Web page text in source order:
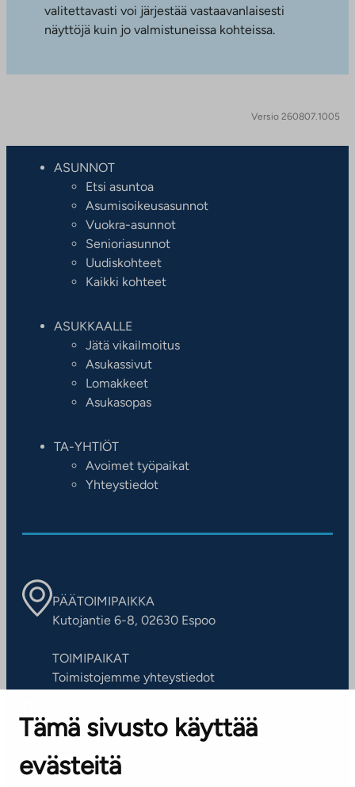
Tämä sivusto käyttää
evästeitä
valitettavasti voi järjestää vastaavanlaisesti
näyttöjä kuin jo valmistuneissa kohteissa.
Versio 260807.1005
ASUNNOT
Etsi asuntoa
Asumisoikeusasunnot
Vuokra-asunnot
Senioriasunnot
Uudiskohteet
Kaikki kohteet
ASUKKAALLE
Jätä vikailmoitus
Asukassivut
Lomakkeet
Asukasopas
TA-YHTIÖT
Avoimet työpaikat
Yhteystiedot
PÄÄTOIMIPAIKKA
Kutojantie 6-8, 02630 Espoo
TOIMIPAIKAT
Toimistojemme yhteystiedot
ASIAKASPALVELUKESKUS
Puh. 045 7734 3777
(arkisin klo 8-16)